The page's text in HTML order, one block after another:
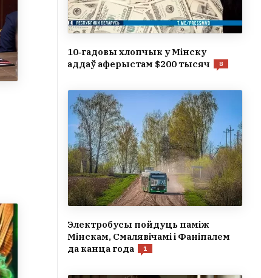
10‑гадовы хлопчык у Мінску
аддаў аферыстам $200 тысяч
8
Электробусы пойдуць паміж
Мінскам, Смалявічамі і Фаніпалем
да канца года
1